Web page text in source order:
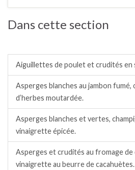
Dans cette section
Aiguillettes de poulet et crudités en
Asperges blanches au jambon
d’herbes moutardée.
Asperges blanches et vertes,
vinaigrette épicée.
Asperges et crudités au fromage de
vinaigrette au beurre de cacahuètes.